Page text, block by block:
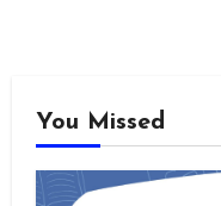
You Missed